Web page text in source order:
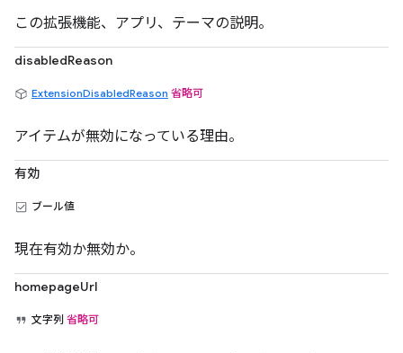
この拡張機能、アプリ、テーマの説明。
disabledReason
ExtensionDisabledReason 省略可
アイテムが無効になっている理由。
有効
ブール値
現在有効か無効か。
homepageUrl
文字列 省略可